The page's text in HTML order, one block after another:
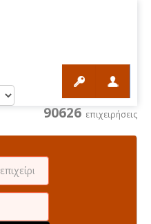
90626 επιχειρήσεις